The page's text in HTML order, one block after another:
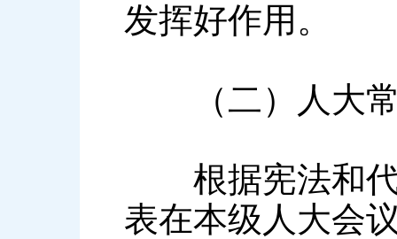
发挥好作用。
（二）人大常
根据宪法和代
表在本级人大会